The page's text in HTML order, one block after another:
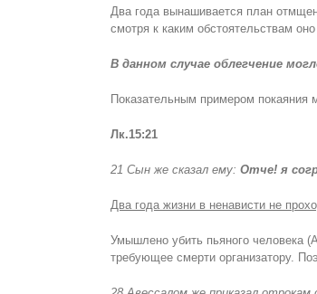
Два года вынашивается план
смотря к каким обстоятельствам
В данном случае облегчение
Показательным примером покаяния
Лк.15:21
21 Сын же сказал ему: Отче! я
Два года жизни в ненависти не
Умышлено убить пьяного человека
требующее смерти организатору.